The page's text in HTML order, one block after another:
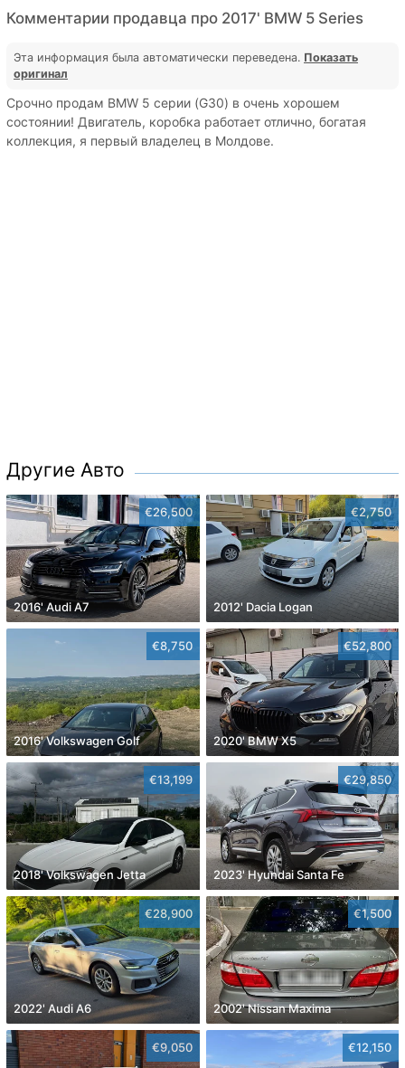
Комментарии продавца про 2017' BMW 5 Series
Эта информация была автоматически переведена. Показать
оригинал
Срочно продам BMW 5 серии (G30) в очень хорошем
состоянии! Двигатель, коробка работает отлично, богатая
коллекция, я первый владелец в Молдове.
Другие Авто
€26,500
2016' Audi A7
€2,750
2012' Dacia Logan
€8,750
2016' Volkswagen Golf
€52,800
2020' BMW X5
€13,199
2018' Volkswagen Jetta
€29,850
2023' Hyundai Santa Fe
€28,900
2022' Audi A6
€1,500
2002' Nissan Maxima
€9,050 €12,150